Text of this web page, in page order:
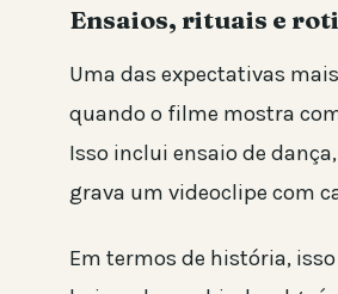
Ensaios, rituais e
Uma das expectativas
quando o filme mostra
Isso inclui ensaio de
grava um videoclipe com
Em termos de história,